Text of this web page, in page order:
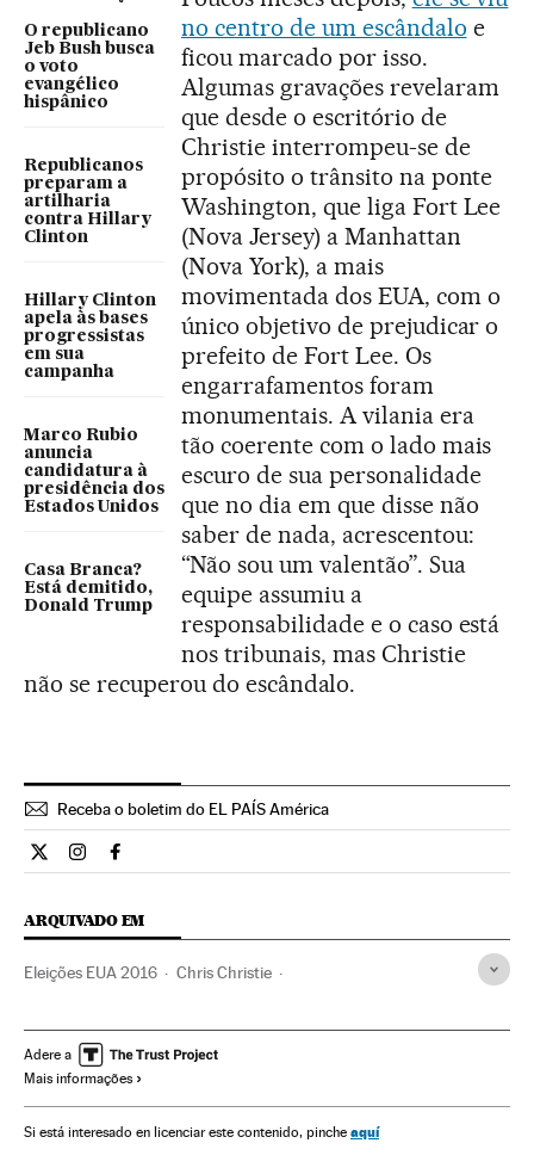
O republicano
Jeb Bush busca
o voto
evangélico
hispânico
Republicanos
preparam a
artilharia
contra Hillary
Clinton
Hillary Clinton
apela às bases
progressistas
em sua
campanha
Marco Rubio
anuncia
candidatura à
presidência dos
Estados Unidos
Casa Branca?
Está demitido,
Donald Trump
no centro de um escândalo e
ficou marcado por isso.
Algumas gravações revelaram
que desde o escritório de
Christie interrompeu-se de
propósito o trânsito na ponte
Washington, que liga Fort Lee
(Nova Jersey) a Manhattan
(Nova York), a mais
movimentada dos EUA, com o
único objetivo de prejudicar o
prefeito de Fort Lee. Os
engarrafamentos foram
monumentais. A vilania era
tão coerente com o lado mais
escuro de sua personalidade
que no dia em que disse não
saber de nada, acrescentou:
“Não sou um valentão”. Sua
equipe assumiu a
responsabilidade e o caso está
nos tribunais, mas Christie
não se recuperou do escândalo.
Receba o boletim do EL PAÍS América
Internacional El País Brasil en Twitter
Internacional El País Brasil en Instagram
Internacional El País Brasil en Facebook
ARQUIVADO EM
Eleições EUA 2016 Chris Christie
Eleições presidenciais Eleições
Estados Unidos
Adere a
Mais informações
Si está interesado en licenciar este contenido, pinche aquí